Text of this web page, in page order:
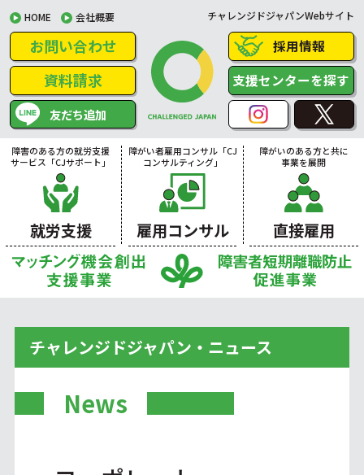
HOME 会社概要 チャレンジドジャパンWebサイト
お問い合わせ
資料請求
友だち追加
採用情報
支援センターを探す
障害のある方の就労支援
サービス「CJサポート」
就労支援
障がい者雇用コンサル「CJ
コンサルティング」
雇用コンサル
障がいのある方と共に
事業を展開
直接雇用
チャレンジドジャパン・ニュース
News